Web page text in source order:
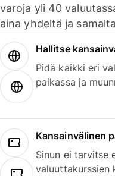
varoja yli 40
aina yhdeltä ja
Hallitse
Pidä kaikki eri
paikassa ja
Kansainvälinen
Sinun ei tarvitse
valuuttakurssien